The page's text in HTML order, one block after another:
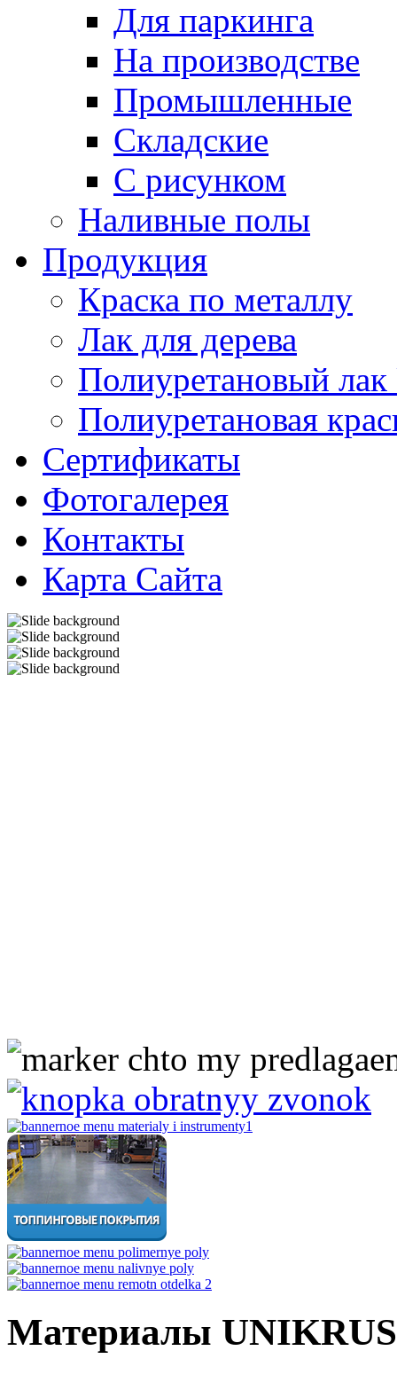
Для паркинга
На производстве
Промышленные
Складские
С рисунком
Наливные полы
Продукция
Краска по металлу
Лак для дерева
Полиуретановый
Полиуретановая
Сертификаты
Фотогалерея
Контакты
Карта Сайта
Материалы UNIKRUS